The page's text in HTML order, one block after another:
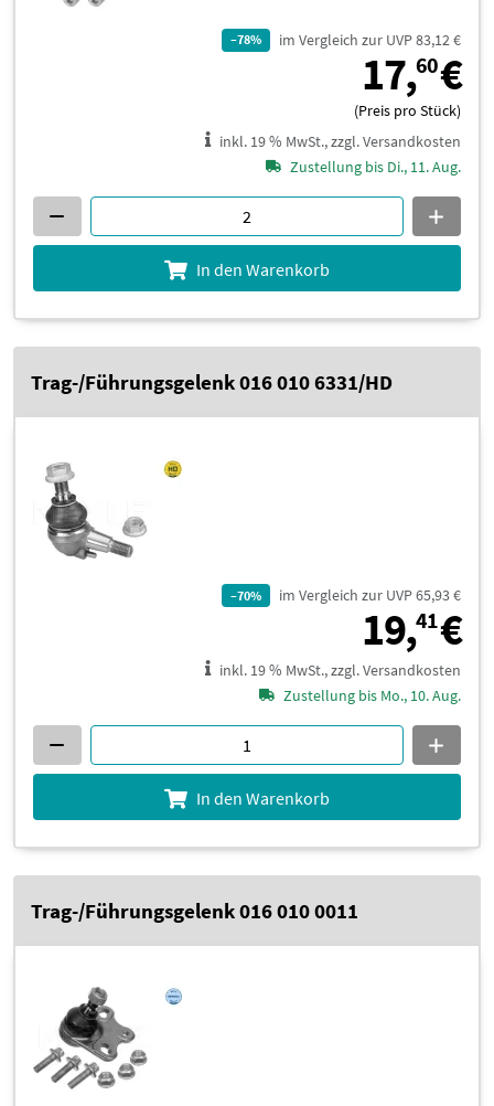
–78% im Vergleich zur UVP 83,12 €
17,60€
(Preis pro Stück)
inkl. 19 % MwSt., zzgl. Versandkosten
Zustellung bis Di., 11. Aug.
In den Warenkorb
Trag-/Führungsgelenk 016 010 6331/HD
–70% im Vergleich zur UVP 65,93 €
19,41€
inkl. 19 % MwSt., zzgl. Versandkosten
Zustellung bis Mo., 10. Aug.
In den Warenkorb
Trag-/Führungsgelenk 016 010 0011